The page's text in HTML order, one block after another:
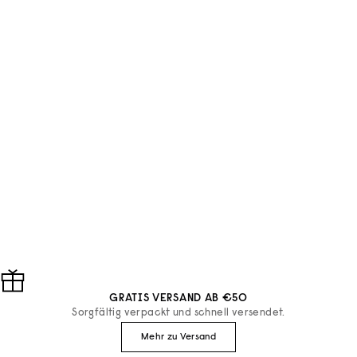
GRATIS VERSAND AB €50
Sorgfältig verpackt und schnell versendet.
Mehr zu Versand